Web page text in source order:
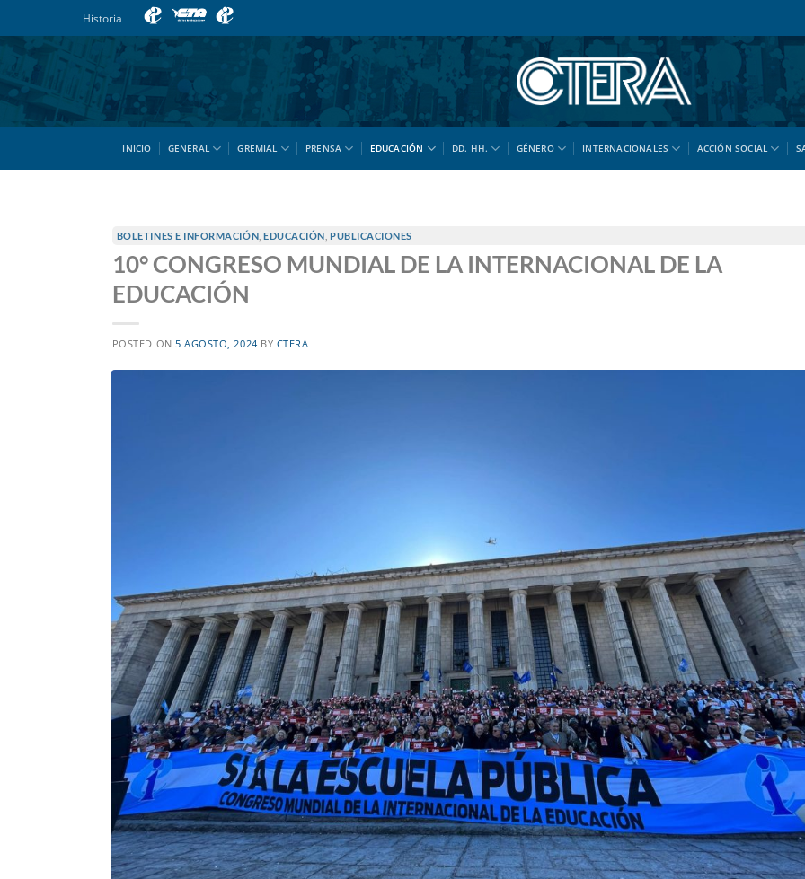
al
contenido
Historia
INICIO GENERAL GREMIAL PRENSA EDUCACIÓN DD. HH. GÉNERO INTERNACIONALES ACCIÓN SOCIAL
BOLETINES E INFORMACIÓN ,EDUCACIÓN PUBLICACIONES
10° CONGRESO MUNDIAL DE LA INTERNACIONAL DE LA
EDUCACIÓN
POSTED ON5 AGOSTO, 2024 BY CTERA